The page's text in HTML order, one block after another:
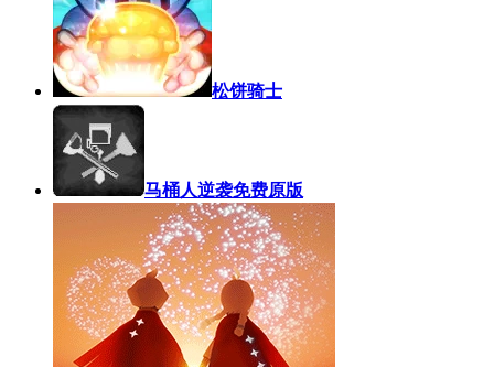
松饼骑士
马桶人逆袭免费原版